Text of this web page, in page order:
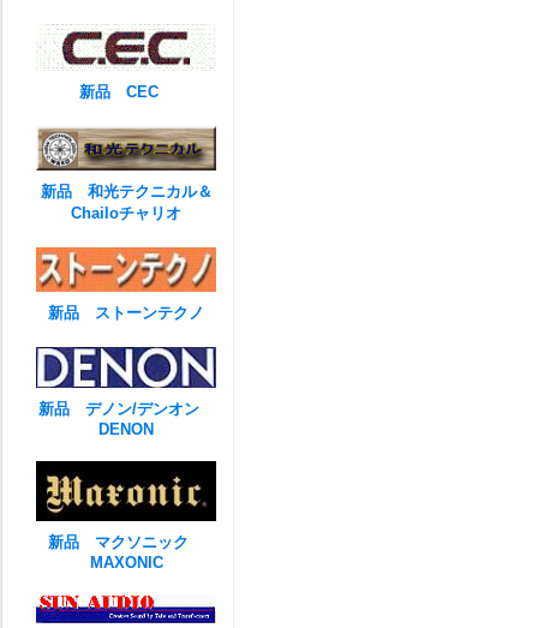
新品 CEC
新品 和光テクニカル＆
Chailoチャリオ
新品 ストーンテクノ
新品 デノン/デンオン
DENON
新品 マクソニック
MAXONIC